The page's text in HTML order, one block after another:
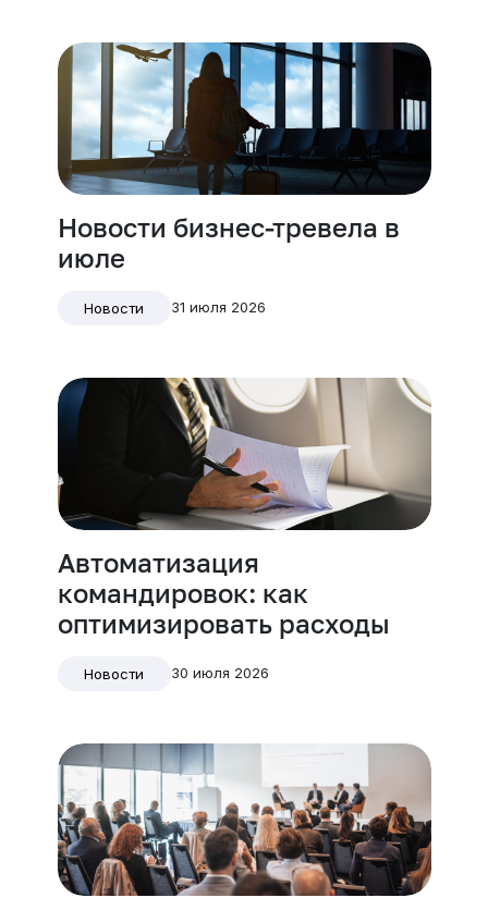
Новости бизнес-тревела в
июле
Новости 31 июля 2026
Автоматизация
командировок: как
оптимизировать расходы
Новости 30 июля 2026